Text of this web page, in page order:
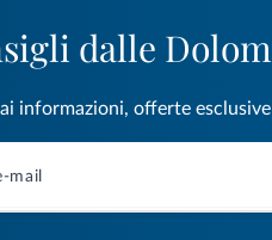
dalle
informazioni, offerte